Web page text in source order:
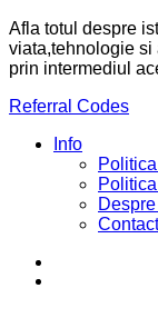
Afla totul despre
viata,tehnologie si
prin intermediul
Referral Codes
Info
Contact